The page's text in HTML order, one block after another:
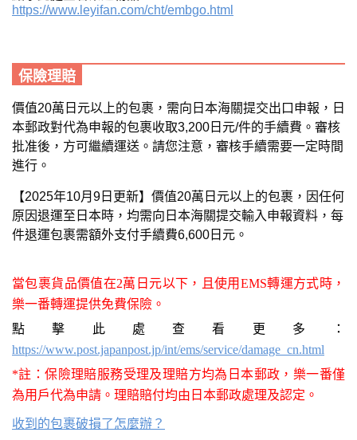
https://www.leyifan.com/cht/embgo.html
保險理賠
價值20萬日元以上的包裹，需向日本海關提交出口申報， 日
本郵政對代為申報的包裹收取3,200日元/件的手續費 。審核
批准後，方可繼續運送。請您注意，審核手續需要一定時間
進行。
【2025年10月9日更新】價值20萬日元以上的包裹，因任何
原因退運至日本時，均需向日本海關提交輸入申報資料，每
件退運包裹需額外支付手續費6,600日元。
當包裹貨品價值在2萬日元以下，且使用EMS轉運方式時，
樂一番轉運提供免費保險。
點擊此處查看更多：
https://www.post.japanpost.jp/int/ems/service/damage_cn.html
*註：保險理賠服務受理及理賠方均為日本郵政，樂一番僅
為用戶代為申請。理賠賠付均由日本郵政處理及認定。
收到的包裹破損了怎麼辦？